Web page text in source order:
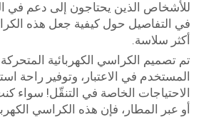
للأشخاص الذين يحتاجون إلى دعم في
في التفاصيل حول كيفية جعل هذه
أكثر سلاسة.
تم تصميم الكراسي الكهربائية
المستخدم في الاعتبار، وتوفير راحة
الاحتياجات الخاصة في التنقّل! سواء
أو عبر المطار، فإن هذه الكراسي